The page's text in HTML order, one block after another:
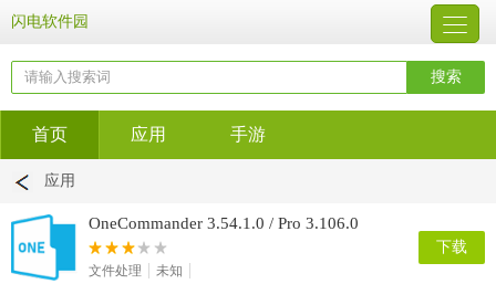
闪电软件园
首页 应用 手游
应用
OneCommander 3.54.1.0 / Pro 3.106.0
文件处理 未知
下载